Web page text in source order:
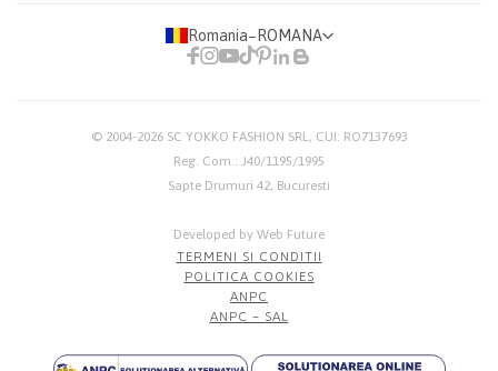
Romania− ROMANA
© 2004-2026 SC YOKKO FASHION SRL, CUI: RO7137693
Reg. Com.: J40/1195/1995
Sapte Drumuri 42, Bucuresti
Developed by Web Future
TERMENI SI CONDITII
POLITICA COOKIES
ANPC
ANPC – SAL